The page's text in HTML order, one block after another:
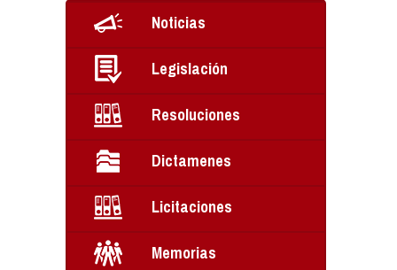
Noticias
Legislación
Resoluciones
Dictamenes
Licitaciones
Memorias